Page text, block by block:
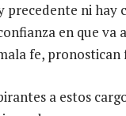
precedente ni
en que
fe,
a estos